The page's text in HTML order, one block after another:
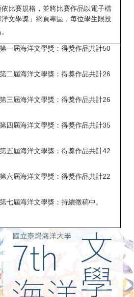
比賽規格，並將比賽作品以電子檔
文學獎」網頁專區，每位學生限投
一屆海洋文學獎：得獎作品共計50
二屆海洋文學獎：得獎作品共計26
三屆海洋文學獎：得獎作品共計26
四屆海洋文學獎：得獎作品共計35
五屆海洋文學獎：得獎作品共計42
六屆海洋文學獎：得獎作品共計22
七屆海洋文學獎：持續徵稿中。